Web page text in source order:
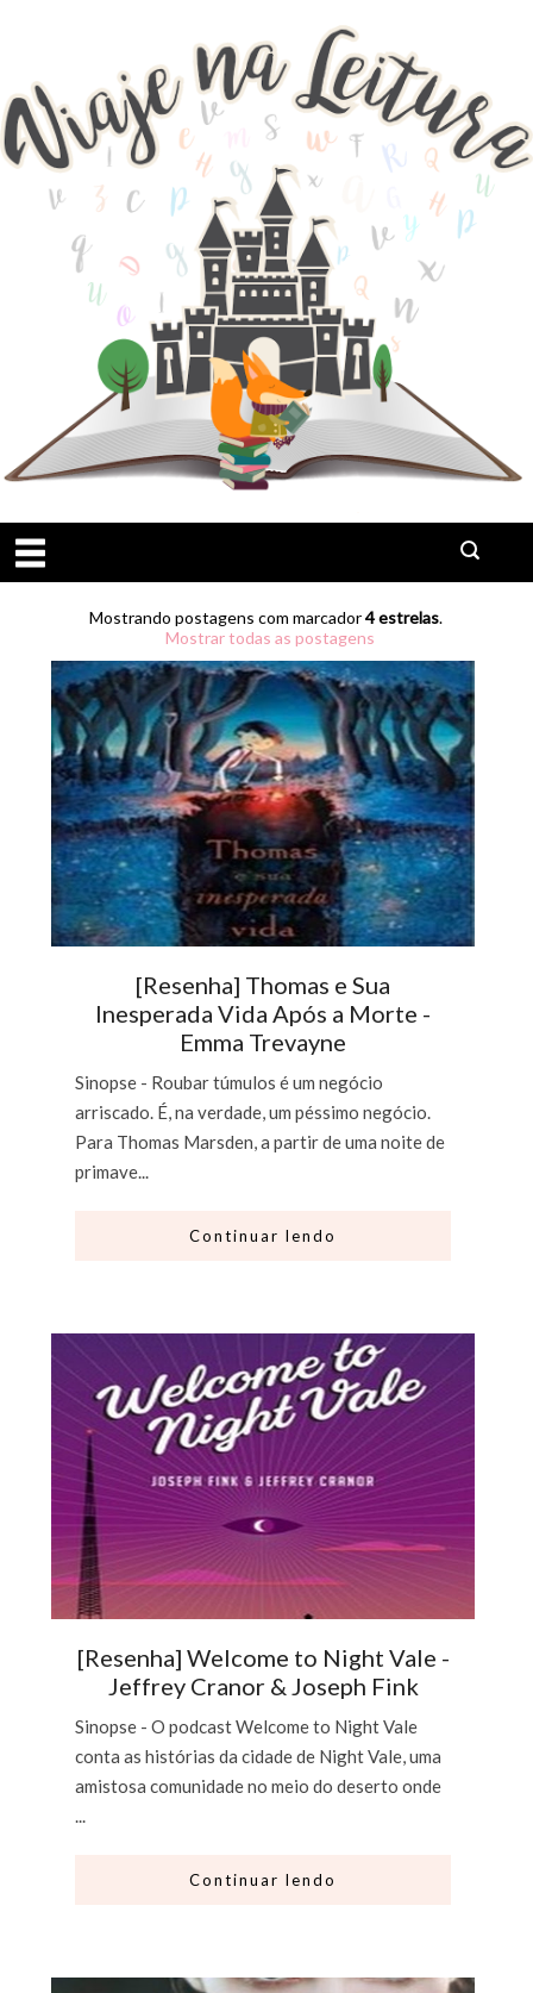
Mostrando postagens com marcador4 estrelas.
Mostrar todas as postagens
[Resenha] Thomas e Sua
Inesperada Vida Após a Morte -
Emma Trevayne
Sinopse - Roubar túmulos é um negócio
arriscado. É, na verdade, um péssimo negócio.
Para Thomas Marsden, a partir de uma noite de
primave...
Continuar lendo
[Resenha] Welcome to Night Vale -
Jeffrey Cranor & Joseph Fink
Sinopse - O podcast Welcome to Night Vale
conta as histórias da cidade de Night Vale, uma
amistosa comunidade no meio do deserto onde
...
Continuar lendo